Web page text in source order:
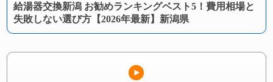
給湯器交換新潟 お勧めランキングベスト5！費用相場と
失敗しない選び方【2026年最新】新潟県